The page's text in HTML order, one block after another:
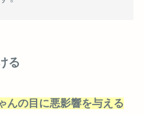
る
んの目に悪影響を与える